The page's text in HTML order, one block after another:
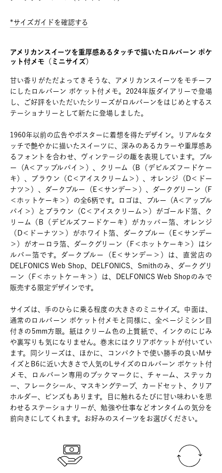
*サイズガイドを確認する
アメリカンスイーツを重厚感あるタッチで描いたロルバーン ポケ
ット付メモ（ミニサイズ）
甘い香りがただよってきそうな、アメリカンスイーツをモチーフ
にしたロルバーン ポケット付メモ。2024年版ダイアリーで登場
し、ご好評をいただいたシリーズがロルバーンをはじめとするス
テーショナリーとして新たに登場しました。
1960年以前の広告やポスターに着想を得たデザイン。リアルなタ
ッチで艶やかに描いたスイーツに、深みのあるカラーや重厚感あ
るフォントを合わせ、ヴィンテージの趣を表現しています。ブル
ー（A＜アップルパイ＞）、クリーム（B（デビルズフードケー
キ）、ブラウン（C＜アイスクリーム＞）、オレンジ（D＜ドー
ナツ＞）、ダークブルー（E＜サンデー＞）、ダークグリーン（F
＜ホットケーキ＞）の全6柄です。ロゴは、ブルー（A＜アップル
パイ＞）とブラウン（C＜アイスクリーム＞）がゴールド箔、ク
リーム（B（デビルズフードケーキ）がカッパー箔、オレンジ
（D＜ドーナツ＞）がホワイト箔、ダークブルー（E＜サンデー
＞）がオーロラ箔、ダークグリーン（F＜ホットケーキ＞）はシ
ルバー箔です。ダークブルー（E＜サンデー＞）は、直営店の
DELFONICS Web Shop、DELFONICS、Smithのみ、ダークグリ
ーン（F＜ホットケーキ＞）は、DELFONICS Web Shopのみで
販売する限定デザインです。
サイズは、手のひらに乗る程度の大きさのミニサイズ。中面は、
通常のロルバーン ポケット付メモと同様に、全ページミシン目
付きの5mm方眼。紙はクリーム色の上質紙で、インクのにじみ
や裏写りも気になりません。巻末にはクリアポケットが付いてい
ます。同シリーズは、ほかに、コンパクトで使い勝手の良いMサ
イズとB6に近い大きさで人気のLサイズのロルバーン ポケット付
メモ、ロルバーン専用のブックマークに、チャーム、ステッカ
ー、フレークシール、マスキングテープ、カードセット、クリア
ホルダー、ピンズもあります。目に触れるたびに甘い味わいを思
わせるステーショナリーが、勉強や仕事などオンタイムの気分を
前向きにしてくれます。お好みのスイーツをお選びください。